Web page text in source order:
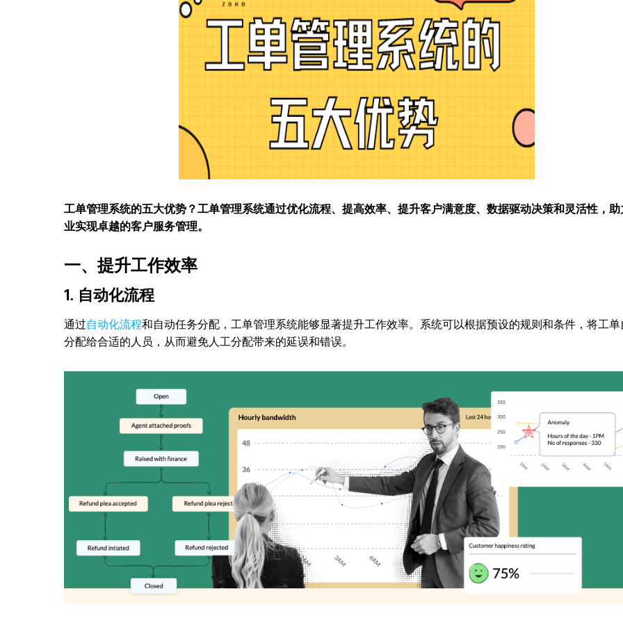
工单管理系统的五大优势？工单管理系统通过优化流程、提高效率、提升客户满意度、数据驱动决策和灵活性，助
业实现卓越的客户服务管理。
一、提升工作效率
1. 自动化流程
通过自动化流程和自动任务分配，工单管理系统能够显著提升工作效率。系统可以根据预设的规则和条件，将工单
分配给合适的人员，从而避免人工分配带来的延误和错误。